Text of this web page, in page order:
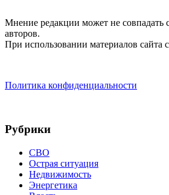
Мнение редакции может не совпадать
авторов.
При использовании материалов сайта
Политика конфиденциальности
Рубрики
СВО
Острая ситуация
Недвижимость
Энергетика